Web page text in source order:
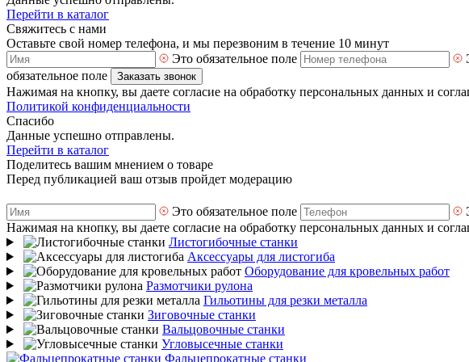
Перейти в каталог
Свяжитесь с нами
Оставьте свой номер телефона, и мы перезвоним в течение 10 минут
Это обязательное поле
обязательное поле
Заказать звонок
Нажимая на кнопку, вы даете согласие на обработку персональных данных и
Политикой конфиденциальности
Спасибо
Данные успешно отправлены.
Перейти в каталог
Поделитесь вашим мнением о товаре
Перед публикацией ваш отзыв пройдет модерацию
Это обязательное поле
Нажимая на кнопку, вы даете согласие на обработку персональных данных и
Листогибочные станки
Аксессуары для листогиба
Оборудование для кровельных работ
Размотчики рулона
Гильотины для резки металла
Зиговочные станки
Вальцовочные станки
Угловысечные станки
Фальцепрокатные станки